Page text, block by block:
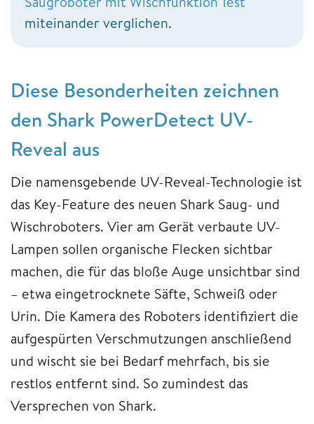
miteinander verglichen.
Diese Besonderheiten zeichnen
den Shark PowerDetect UV-
Reveal aus
Die namensgebende UV-Reveal-Technologie ist
das Key-Feature des neuen Shark Saug- und
Wischroboters. Vier am Gerät verbaute UV-
Lampen sollen organische Flecken sichtbar
machen, die für das bloße Auge unsichtbar sind
– etwa eingetrocknete Säfte, Schweiß oder
Urin. Die Kamera des Roboters identifiziert die
aufgespürten Verschmutzungen anschließend
und wischt sie bei Bedarf mehrfach, bis sie
restlos entfernt sind. So zumindest das
Versprechen von Shark.